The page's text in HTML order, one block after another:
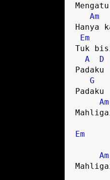
Am
Hanya
Em
Tuk
A
D
Padaku
G
Padaku
Am
Em
Am